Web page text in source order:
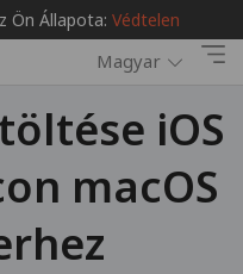
Ön Állapota: Védtelen
Magyar
iOS
macOS